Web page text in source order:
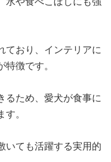
ており、インテリアに
徴です。
るため、愛犬が食事に
。
いても活躍する実用的